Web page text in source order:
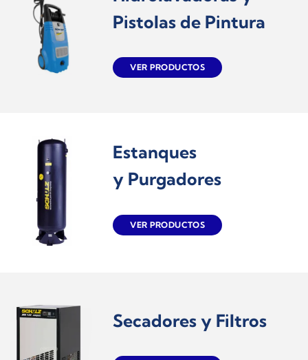
Pistolas de Pintura
VER PRODUCTOS
Estanques
y Purgadores
VER PRODUCTOS
Secadores y Filtros